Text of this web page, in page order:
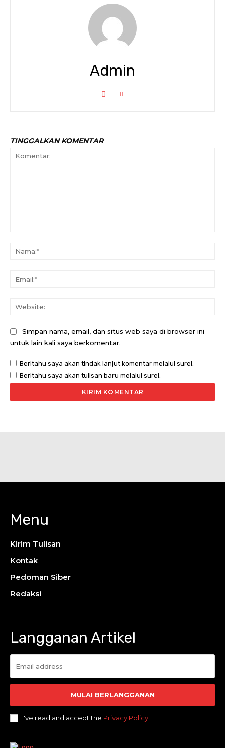
Admin
TINGGALKAN KOMENTAR
Simpan nama, email, dan situs web saya di browser ini
untuk lain kali saya berkomentar.
Beritahu saya akan tindak lanjut komentar melalui surel.
Beritahu saya akan tulisan baru melalui surel.
Langganan Artikel
MULAI BERLANGGANAN
I've read and accept the Privacy Policy
Menu
Kirim Tulisan
Kontak
Pedoman Siber
Redaksi